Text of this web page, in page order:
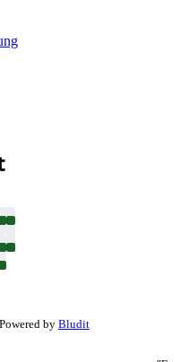
Powered by Bludit